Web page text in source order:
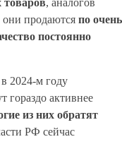
, аналогов
они продаются по очень
постоянно
2024-м году
гораздо активнее
из них обратят
РФ сейчас